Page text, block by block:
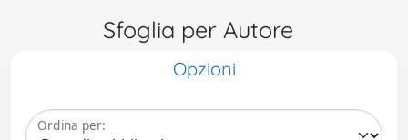
Sfoglia per Autore
Opzioni
Ordina per: